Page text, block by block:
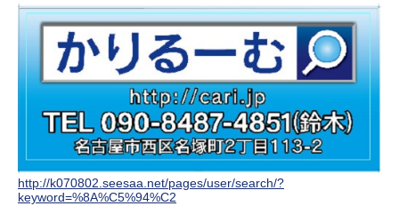
http://k070802.seesaa.net/pages/user/search/?
keyword=%8A%C5%94%C2